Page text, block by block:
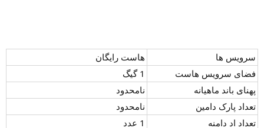
سرویس ها
هاست رایگان
فضای سرویس هاست
1 گیگ
پهنای باند ماهیانه
نامحدود
تعداد پارک دامین
نامحدود
تعداد اد دامنه
1 عدد